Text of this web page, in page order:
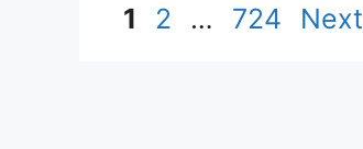
Page
1 Page
2 … Page
724 Next